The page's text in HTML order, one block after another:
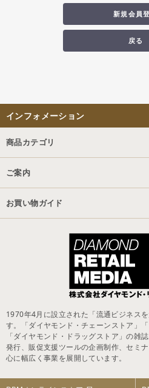
新規会員
戻る
インフォメーション
商品カテゴリ
ご案内
お買い物ガイド
1970年4月に設立された「流通ビジネス
す。「ダイヤモンド・チェーンストア」
「ダイヤモンド・ドラッグストア」の雑
発行、販促支援ツールの企画制作、セミ
心に幅広く事業を展開しています。